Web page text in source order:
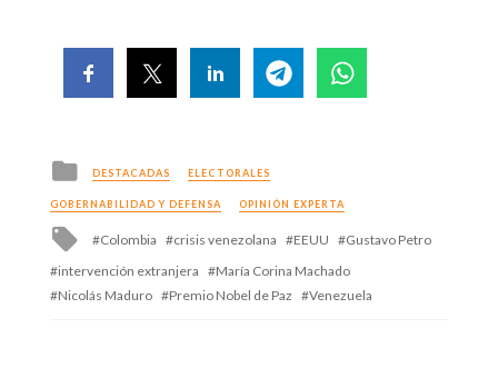
Posted
in
DESTACADAS ELECTORALES
GOBERNABILIDAD Y DEFENSA OPINIÓN EXPERTA
Tagged
with
Colombia crisis venezolana EEUU
Gustavo Petro
intervención extranjera
María Corina Machado
Nicolás Maduro
Premio Nobel de Paz Venezuela